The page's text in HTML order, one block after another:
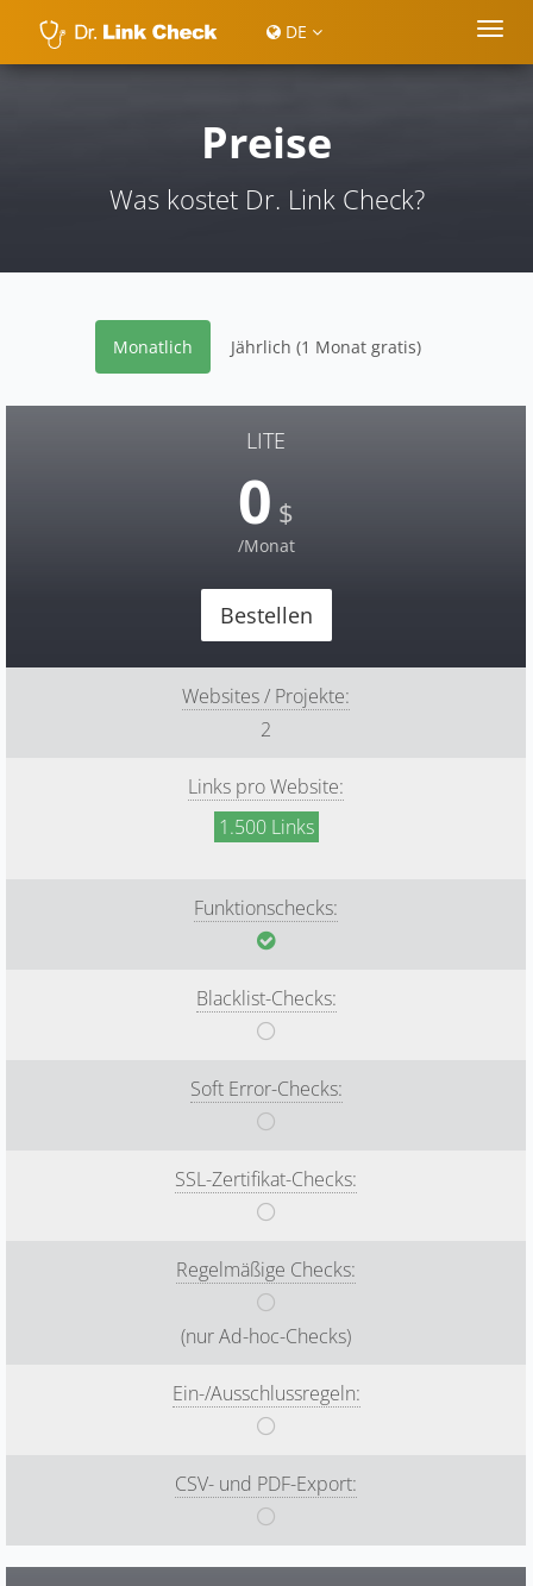
DE
Preise
Was kostet Dr. Link Check?
Monatlich Jährlich (1 Monat gratis)
LITE
0 $
/Monat
Bestellen
Websites / Projekte:
2
Links pro Website:
1.500 Links
Funktionschecks:
Blacklist-Checks:
Soft Error-Checks:
SSL-Zertifikat-Checks:
Regelmäßige Checks:
(nur Ad-hoc-Checks)
Ein-/Ausschlussregeln:
CSV- und PDF-Export: